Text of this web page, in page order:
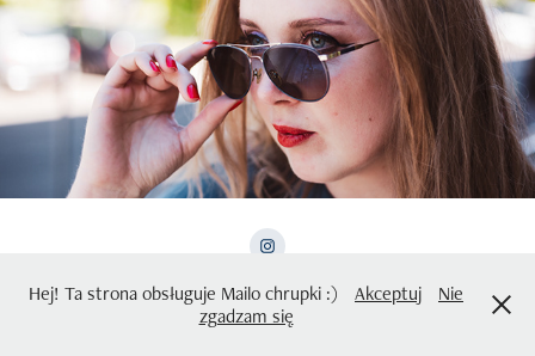
2024
Maryna
Stworzone dziękiAdobe Portfolio
Hej! Ta strona obsługuje Mailo chrupki :) Akceptuj
Nie
zgadzam się